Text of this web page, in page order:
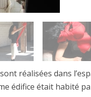
réalisées dans
édifice était habité